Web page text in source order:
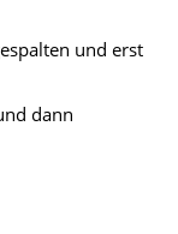
und erst
dann